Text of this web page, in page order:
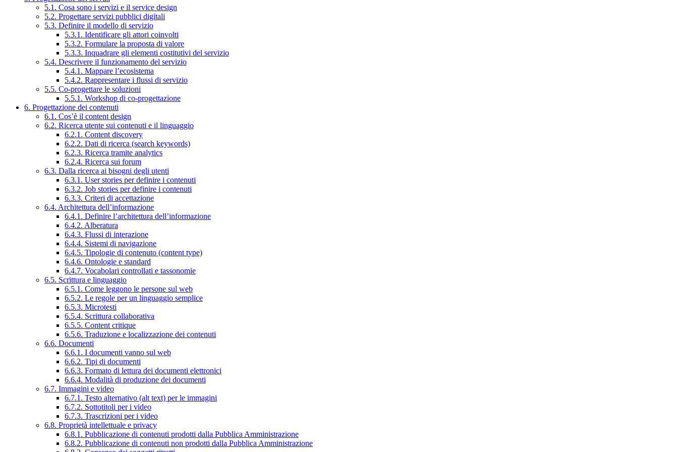
5.1. Cosa sono i servizi e il service design
5.2. Progettare servizi pubblici digitali
5.3. Definire il modello di servizio
5.3.1. Identificare gli attori coinvolti
5.3.2. Formulare la proposta di valore
5.3.3. Inquadrare gli elementi costitutivi del servizio
5.4. Descrivere il funzionamento del servizio
5.4.1. Mappare l’ecosistema
5.4.2. Rappresentare i flussi di servizio
5.5. Co-progettare le soluzioni
5.5.1. Workshop di co-progettazione
6. Progettazione dei contenuti
6.1. Cos’è il content design
6.2. Ricerca utente sui contenuti e il linguaggio
6.2.1. Content discovery
6.2.2. Dati di ricerca (search keywords)
6.2.3. Ricerca tramite analytics
6.2.4. Ricerca sui forum
6.3. Dalla ricerca ai bisogni degli utenti
6.3.1. User stories per definire i contenuti
6.3.2. Job stories per definire i contenuti
6.3.3. Criteri di accettazione
6.4. Architettura dell’informazione
6.4.1. Definire l’architettura dell’informazione
6.4.2. Alberatura
6.4.3. Flussi di interazione
6.4.4. Sistemi di navigazione
6.4.5. Tipologie di contenuto (content type)
6.4.6. Ontologie e standard
6.4.7. Vocabolari controllati e tassonomie
6.5. Scrittura e linguaggio
6.5.1. Come leggono le persone sul web
6.5.2. Le regole per un linguaggio semplice
6.5.3. Microtesti
6.5.4. Scrittura collaborativa
6.5.5. Content critique
6.5.6. Traduzione e localizzazione dei contenuti
6.6. Documenti
6.6.1. I documenti vanno sul web
6.6.2. Tipi di documenti
6.6.3. Formato di lettura dei documenti elettronici
6.6.4. Modalità di produzione dei documenti
6.7. Immagini e video
6.7.1. Testo alternativo (alt text) per le immagini
6.7.2. Sottotitoli per i video
6.7.3. Trascrizioni per i video
6.8. Proprietà intellettuale e privacy
6.8.1. Pubblicazione di contenuti prodotti dalla Pubblica Amministrazione
6.8.2. Pubblicazione di contenuti non prodotti dalla Pubblica Amministrazione